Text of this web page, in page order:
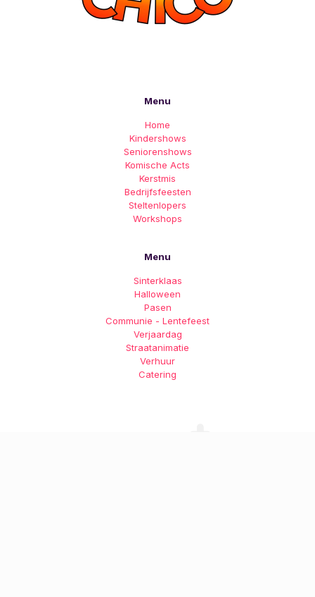
Menu
Home
Kindershows
Seniorenshows
Komische Acts
Kerstmis
Bedrijfsfeesten
Steltenlopers
Workshops
Menu
Sinterklaas
Halloween
Pasen
Communie - Lentefeest
Verjaardag
Straatanimatie
Verhuur
Catering